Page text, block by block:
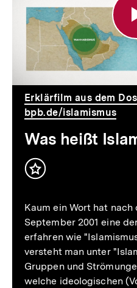
Erklärfilm aus dem
bpb.de/islamismus
Was heißt
Inhalt
Kaum ein Wort hat nach
September 2001 eine
erfahren wie
versteht man unter
Gruppen und
welche ideologischen